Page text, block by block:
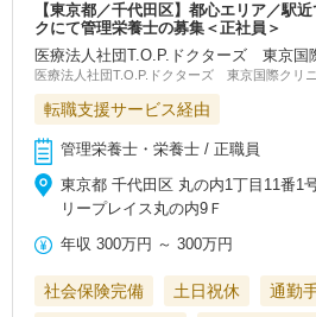
【東京都／千代田区】都心エリア／駅
クにて管理栄養士の募集＜正社員＞
医療法人社団T.O.P.ドクターズ 東京国
医療法人社団T.O.P.ドクターズ 東京国際クリ
転職支援サービス経由
管理栄養士・栄養士 / 正職員
東京都 千代田区 丸の内1丁目11番
リープレイス丸の内9Ｆ
年収 300万円 ～300万円
社会保険完備 土日祝休
通勤